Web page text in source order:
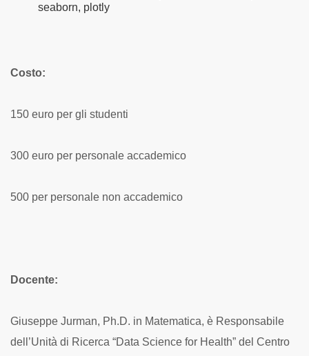
seaborn, plotly
Costo:
150 euro per gli studenti
300 euro per personale accademico
500 per personale non accademico
Docente:
Giuseppe Jurman, Ph.D. in Matematica, è Responsabile
dell’Unità di Ricerca “Data Science for Health” del Centro